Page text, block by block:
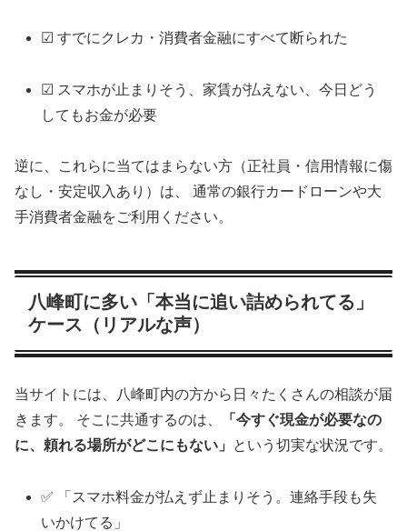
☑ すでにクレカ・消費者金融にすべて断られた
☑ スマホが止まりそう、家賃が払えない、今日どう
してもお金が必要
逆に、これらに当てはまらない方（正社員・信用情報に傷
なし・安定収入あり）は、 通常の銀行カードローンや大
手消費者金融をご利用ください。
八峰町に多い「本当に追い詰められてる」
ケース（リアルな声）
当サイトには、八峰町内の方から日々たくさんの相談が届
きます。 そこに共通するのは、
「今すぐ現金が必要なの
に、頼れる場所がどこにもない」
という切実な状況です。
✅ 「スマホ料金が払えず止まりそう。連絡手段も失
いかけてる」